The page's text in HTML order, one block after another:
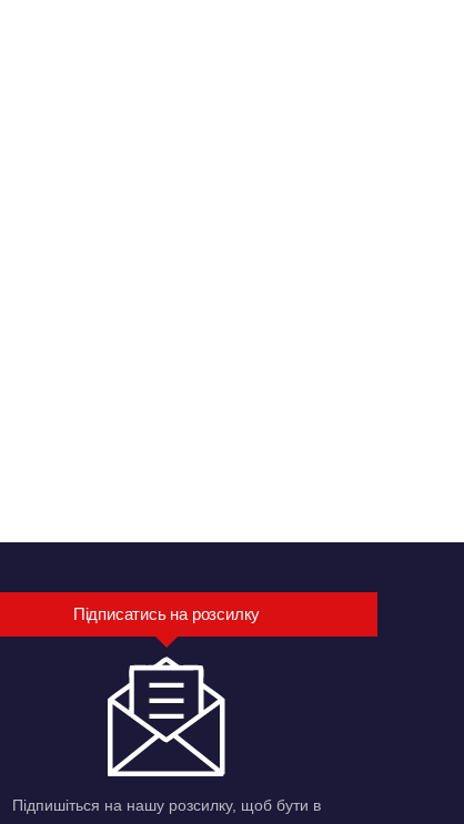
Підписатись на розсилку
Підпишіться на нашу розсилку, щоб бути в